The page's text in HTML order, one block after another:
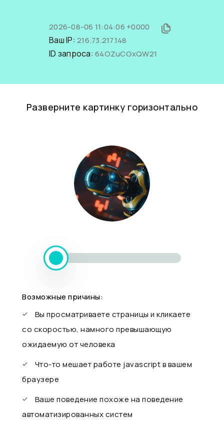
2026-08-06 11:04:06 +0000
Ваш IP: 216.73.217.148
ID запроса: 64OZuCGxQW21
Разверните картинку горизонтально
Возможные причины:
Вы просматриваете страницы и кликаете
со скоростью, намного превышающую
ожидаемую от человека
Что-то мешает работе javascript в вашем
браузере
Ваше поведение похоже на поведение
автоматизированных систем